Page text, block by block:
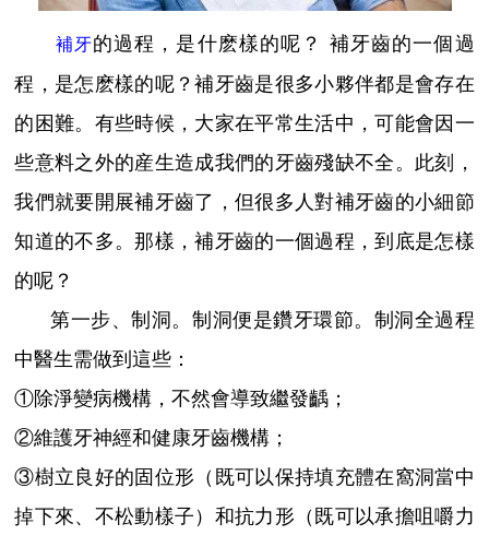
補牙的過程，是什麽樣的呢？ 補牙齒的一個過
程，是怎麽樣的呢？補牙齒是很多小夥伴都是會存在
的困難。有些時候，大家在平常生活中，可能會因一
些意料之外的産生造成我們的牙齒殘缺不全。此刻，
我們就要開展補牙齒了，但很多人對補牙齒的小細節
知道的不多。那樣，補牙齒的一個過程，到底是怎樣
的呢？
第一步、制洞。制洞便是鑽牙環節。制洞全過程
中醫生需做到這些：
①除淨變病機構，不然會導致繼發齲；
②維護牙神經和健康牙齒機構；
③樹立良好的固位形（既可以保持填充體在窩洞當中
掉下來、不松動樣子）和抗力形（既可以承擔咀嚼力